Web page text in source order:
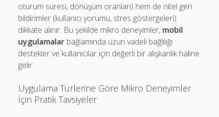
oturum süresi, dönüşüm oranları) hem de nitel geri
bildirimler (kullanıcı yorumu, stres göstergeleri)
dikkate alınır. Bu şekilde mikro deneyimler, mobil
uygulamalar bağlamında uzun vadeli bağlılığı
destekler ve kullanıcılar için değerli bir alışkanlık haline
gelir.
Uygulama Türlerine Göre Mikro Deneyimler
İçin Pratik Tavsiyeler